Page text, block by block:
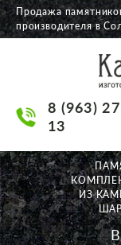
О
Продажа
производителя в
8 (963)
13
ИЗ